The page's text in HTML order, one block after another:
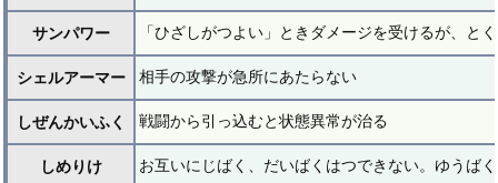
サンパワー 「ひざしがつよい」ときダメージを受けるが、と
シェルアーマー 相手の攻撃が急所にあたらない
しぜんかいふく 戦闘から引っ込むと状態異常が治る
しめりけ お互いにじばく、だいばくはつできない。ゆうば